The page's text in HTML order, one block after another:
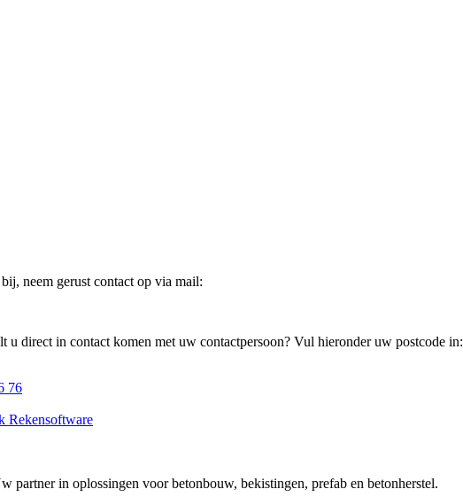
neem gerust contact op via mail:
direct in contact komen met uw contactpersoon? Vul hieronder uw postcode in:
76
Rekensoftware
in oplossingen voor betonbouw, bekistingen, prefab en betonherstel.